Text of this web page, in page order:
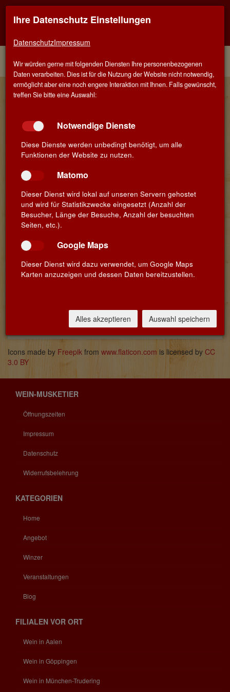
Home Winzer
Unsere Winzer aus Nahe
gehören für uns zu den besten
Rieslingen Deutschlands.
Icons made by Freepik from www.flaticon.com is licensed by CC
3.0 BY
WEIN-MUSKETIER
Öffnungszeiten
Impressum
Datenschutz
Widerrufsbelehrung
KATEGORIEN
Home
Angebot
Winzer
Veranstaltungen
Blog
FILIALEN VOR ORT
Wein in Aalen
Wein in Göppingen
Wein in München-Trudering
Ihre Datenschutz Einstellungen
DatenschutzImpressum
Wir würden gerne mit folgenden Diensten Ihre personenbezogenen
Daten verarbeiten. Dies ist für die Nutzung der Website nicht notwendig,
ermöglicht aber eine noch engere Interaktion mit Ihnen. Falls gewünscht,
treffen Sie bitte eine Auswahl:
Notwendige Dienste
Diese Dienste werden unbedingt benötigt, um alle
Funktionen der Website zu nutzen.
Matomo
Dieser Dienst wird lokal auf unseren Servern gehostet
und wird für Statistikzwecke eingesetzt (Anzahl der
Besucher, Länge der Besuche, Anzahl der besuchten
Seiten, etc.).
Google Maps
Dieser Dienst wird dazu verwendet, um Google Maps
Karten anzuzeigen und dessen Daten bereitzustellen.
Alles akzeptieren Auswahl speichern